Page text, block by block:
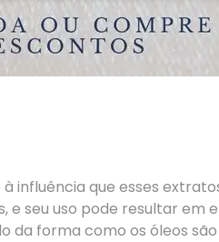
influência que esses
seu uso pode resultar
da forma como os óleos